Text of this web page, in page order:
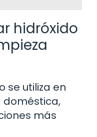
hidróxido
se utiliza en
doméstica,
más